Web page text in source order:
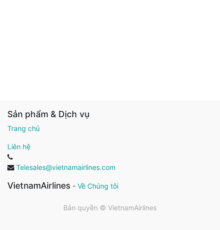
Sản phẩm & Dịch vụ
Trang chủ
Liên hệ
Telesales@vietnamairlines.com
VietnamAirlines - Về Chúng tôi
Bản quyền © VietnamAirlines